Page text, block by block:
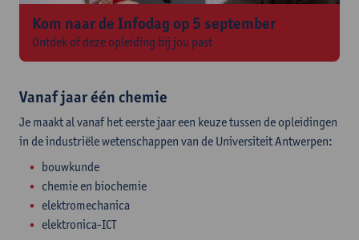
Kom naar de Infodag op 5 september
Ontdek of deze opleiding bij jou past
Vanaf jaar één chemie
Je maakt al vanaf het eerste jaar een keuze tussen de opleidingen
in de industriële wetenschappen van de Universiteit Antwerpen:
bouwkunde
chemie en biochemie
elektromechanica
elektronica-ICT